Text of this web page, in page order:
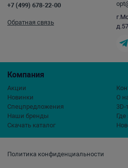
Политика конфиденциальности
Компания
Акции
Новинки
Спецпредложения
Наши бренды
Скачать каталог
О
3D-
Где
+7 (499) 678-22-00
Обратная связь
д.57